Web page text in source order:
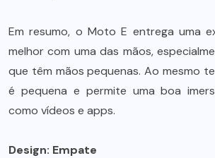
Em resumo, o Moto E entrega uma
melhor com uma das mãos,
que têm mãos pequenas. Ao mesmo
é pequena e permite uma boa
como vídeos e apps.
Design: Empate